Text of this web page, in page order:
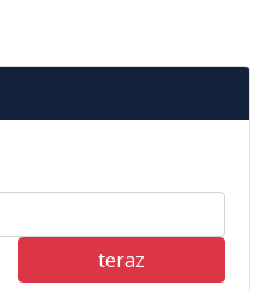
teraz